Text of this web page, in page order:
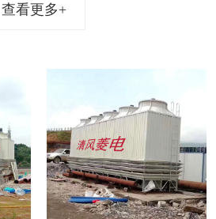
查看更多+